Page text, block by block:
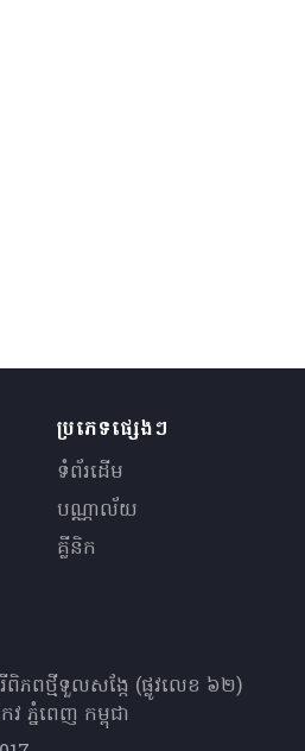
ប្រភេទផ្សេងៗ
ទំព័រដើម
បណ្ណាល័យ
គ្លីនិក
ភពថ្មីទួលសង្កែ (ផ្លូវលេខ ៦២)
ភ្នំពេញ កម្ពុជា